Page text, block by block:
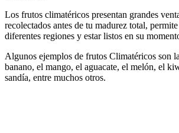
Los frutos climatéricos presentan grandes
recolectados antes de tu madurez total,
diferentes regiones y estar listos en su
Algunos ejemplos de frutos Climatéricos son
banano, el mango, el aguacate, el melón, el
sandía, entre muchos otros.